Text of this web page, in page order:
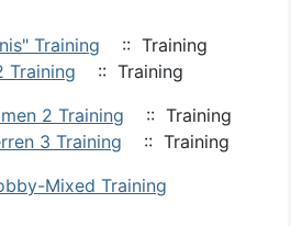
Training
:: Training
Training
:: Training
2 Training
:: Training
3 Training
:: Training
Mixed Training